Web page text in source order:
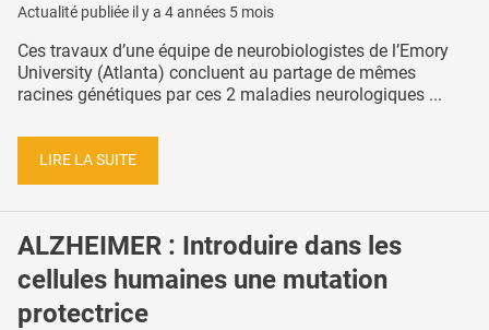
Actualité publiée il y a 4 années 5 mois
Ces travaux d’une équipe de neurobiologistes de l’Emory
University (Atlanta) concluent au partage de mêmes
racines génétiques par ces 2 maladies neurologiques ...
LIRE LA SUITE
ALZHEIMER : Introduire dans les
cellules humaines une mutation
protectrice